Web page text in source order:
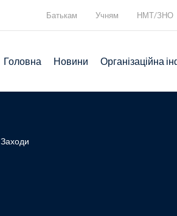
Батькам Учням НМТ/ЗНО
Головна Новини Організаційна
Заходи